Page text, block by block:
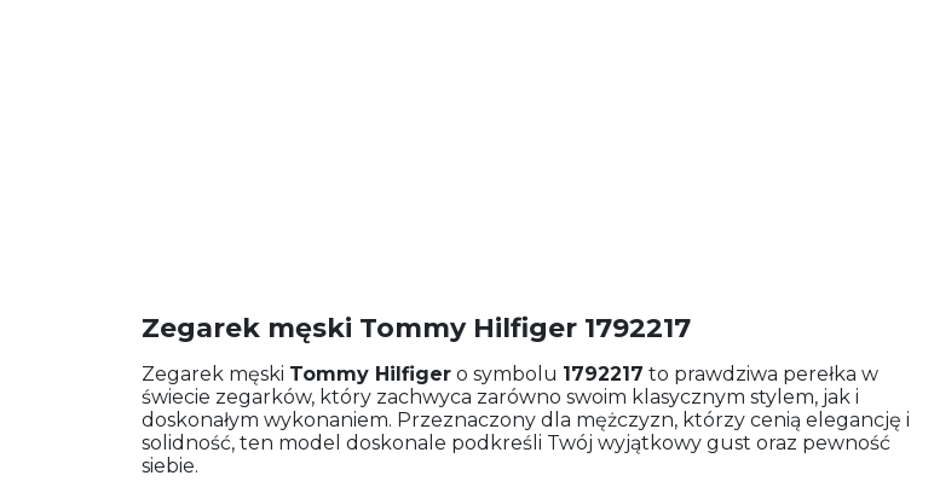
Zegarek męski Tommy Hilfiger 1792217
Zegarek męski Tommy Hilfiger o symbolu 1792217 to prawdziwa perełka w
świecie zegarków, który zachwyca zarówno swoim klasycznym stylem, jak i
doskonałym wykonaniem. Przeznaczony dla mężczyzn, którzy cenią elegancję i
solidność, ten model doskonale podkreśli Twój wyjątkowy gust oraz pewność
siebie.